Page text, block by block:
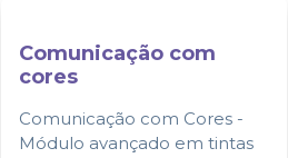
Comunicação com
cores
Comunicação com Cores -
Módulo avançado em tintas